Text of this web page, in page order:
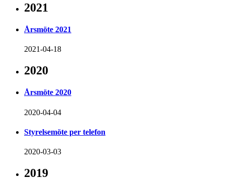
2021
Årsmöte 2021
2021-04-18
2020
Årsmöte 2020
2020-04-04
Styrelsemöte per telefon
2020-03-03
2019